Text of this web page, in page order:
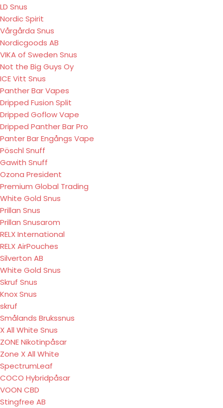
LD Snus
Nordic Spirit
Vårgårda Snus
Nordicgoods AB
VIKA of Sweden Snus
Not the Big Guys Oy
ICE Vitt Snus
Panther Bar Vapes
Dripped Fusion Split
Dripped Goflow Vape
Dripped Panther Bar Pro
Panter Bar Engångs Vape
Pöschl Snuff
Gawith Snuff
Ozona President
Premium Global Trading
White Gold Snus
Prillan Snus
Prillan Snusarom
RELX International
RELX AirPouches
Silverton AB
White Gold Snus
Skruf Snus
Knox Snus
skruf
Smålands Brukssnus
X All White Snus
ZONE Nikotinpåsar
Zone X All White
SpectrumLeaf
COCO Hybridpåsar
VOON CBD
Stingfree AB